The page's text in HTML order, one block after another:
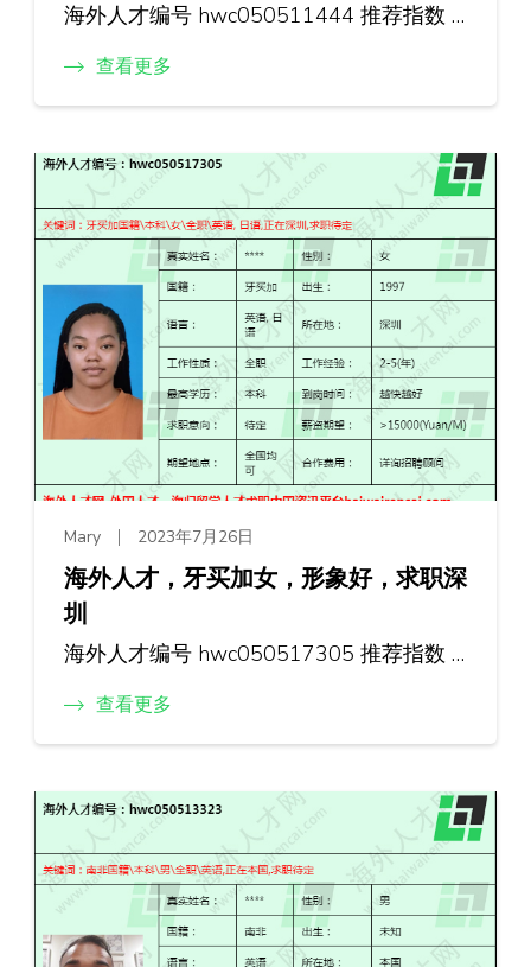
海外人才编号 hwc050511444 推荐指数 …
查看更多
Mary 2023年7月26日
海外人才，牙买加女，形象好，求职深
圳
海外人才编号 hwc050517305 推荐指数 …
查看更多